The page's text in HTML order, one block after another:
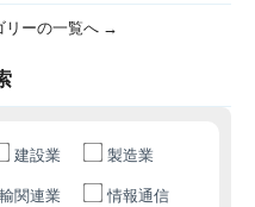
リーの一覧へ →
建設業 製造業
関連業 情報通信